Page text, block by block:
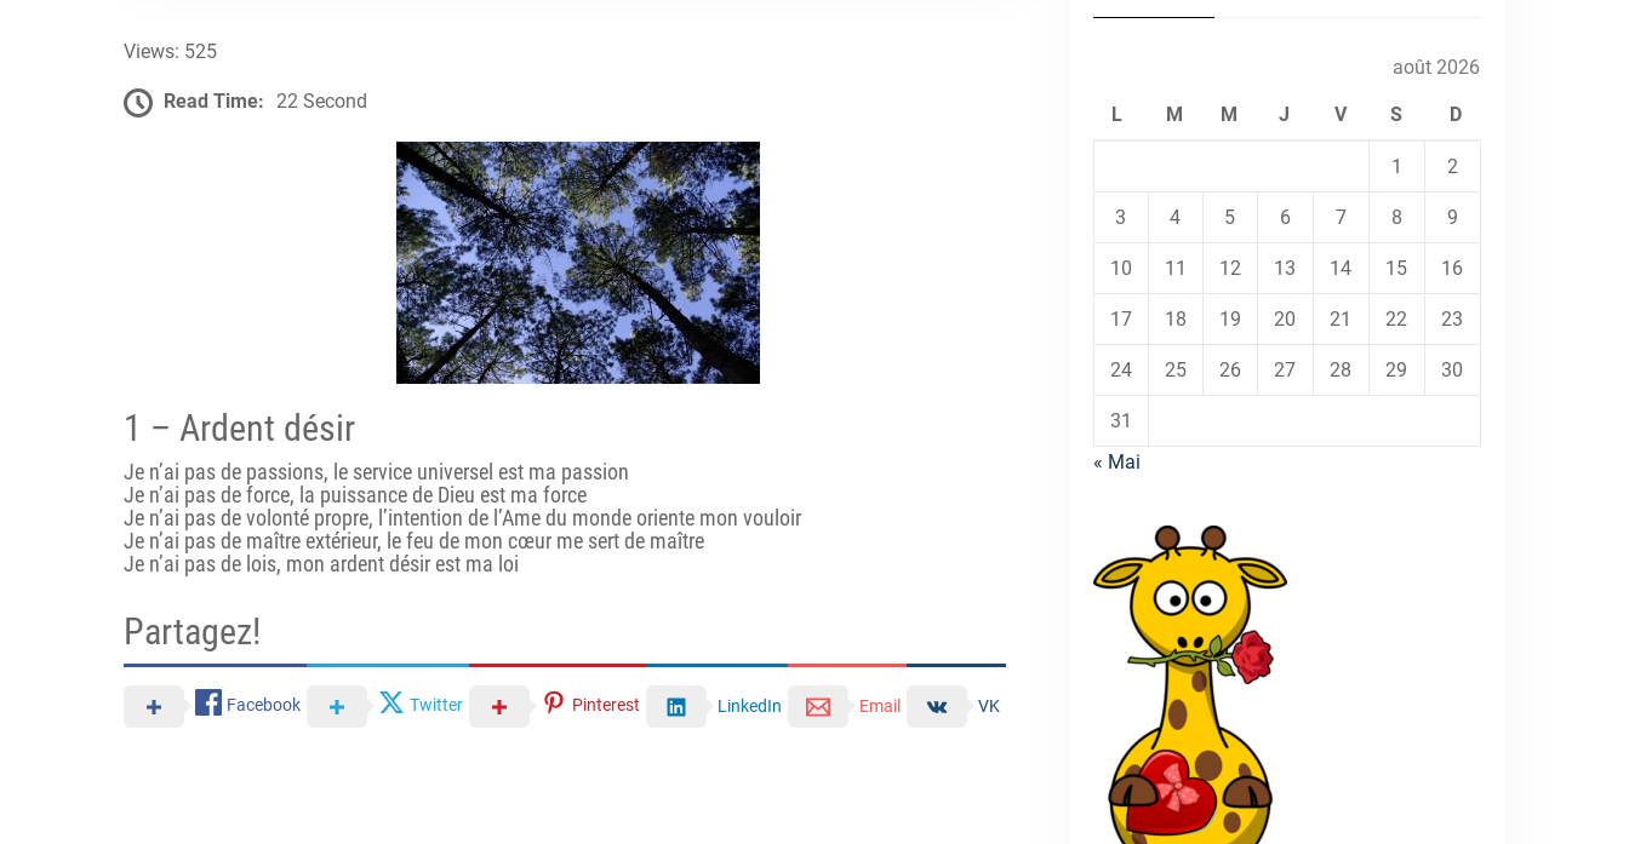
Views: 525
Read Time: 22 Second
1 – Ardent désir
Je n’ai pas de passions, le service universel est ma passion
Je n’ai pas de force, la puissance de Dieu est ma force
Je n’ai pas de volonté propre, l’intention de l’Ame du monde oriente mon vouloir
Je n’ai pas de maître extérieur, le feu de mon cœur me sert de maître
Je n’ai pas de lois, mon ardent désir est ma loi
Partagez!
Facebook Twitter Pinterest LinkedIn Email VK
août 2026
L M M J V S D
1 2
3 4 5 6 7 8 9
10 11 12 13 14 15 16
17 18 19 20 21 22 23
24 25 26 27 28 29 30
31
« Mai